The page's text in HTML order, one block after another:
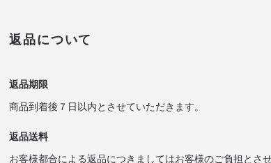
返品について
返品期限
商品到着後７日以内とさせていただきます。
返品送料
お客様都合による返品につきましてはお客様のご負担とさ